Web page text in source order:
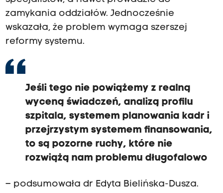
zamykania oddziałów. Jednocześnie
wskazała, że problem wymaga szerszej
reformy systemu.
Jeśli tego nie powiążemy z realną
wyceną świadczeń, analizą profilu
szpitala, systemem planowania kadr i
przejrzystym systemem finansowania,
to są pozorne ruchy, które nie
rozwiążą nam problemu długofalowo
– podsumowała dr Edyta Bielińska-Dusza.